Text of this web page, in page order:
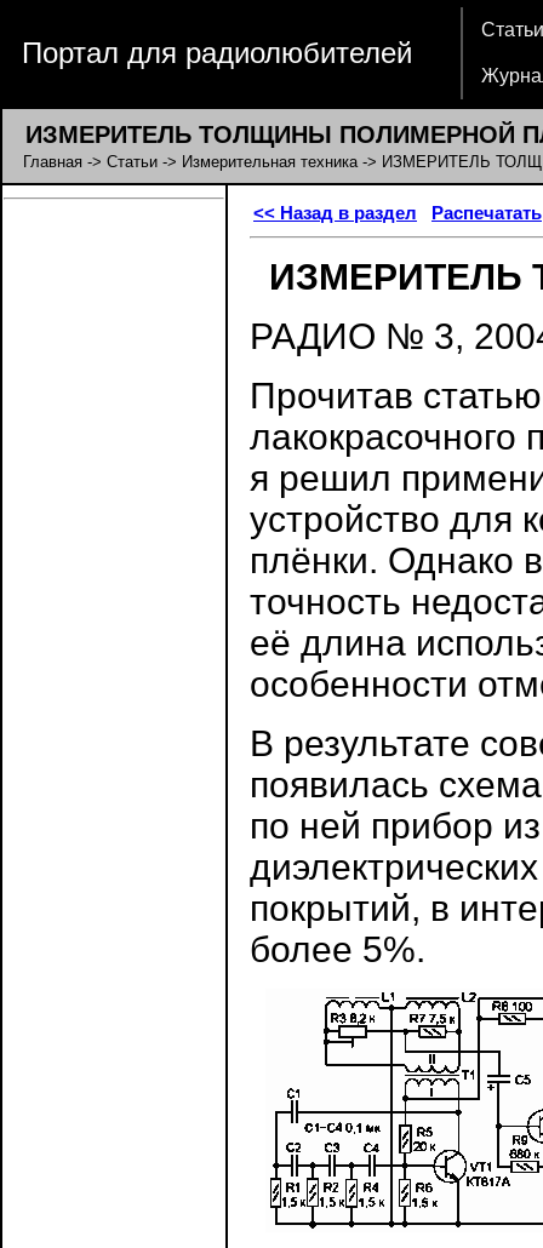
Портал для радиолюбителей
Статьи
ИЗМЕРИТЕЛЬ ТОЛЩИНЫ ПОЛИМЕРНОЙ
Главная -> Статьи -> Измерительная техника-> ИЗМЕРИТЕЛЬ
<< Назад в раздел Распечатать
РАДИО № 3,
Прочитав
я решил
устройство для
плёнки. Однако
точность
её длина
особенности
В результате
появилась
по ней прибор
покрытий, в
более 5%.